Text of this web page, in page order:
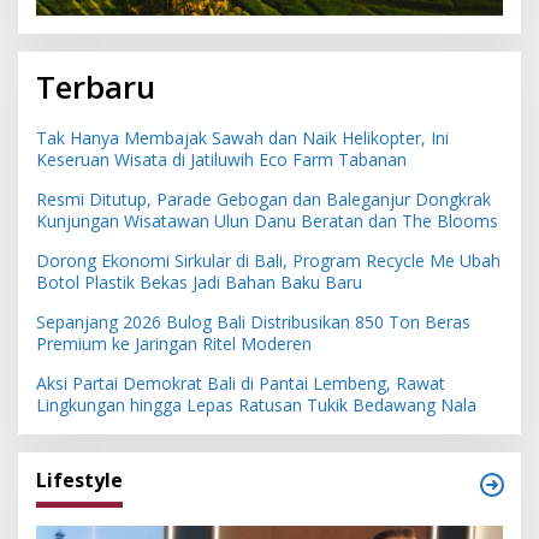
Terbaru
Tak Hanya Membajak Sawah dan Naik Helikopter, Ini
Keseruan Wisata di Jatiluwih Eco Farm Tabanan
Resmi Ditutup, Parade Gebogan dan Baleganjur Dongkrak
Kunjungan Wisatawan Ulun Danu Beratan dan The Blooms
Dorong Ekonomi Sirkular di Bali, Program Recycle Me Ubah
Botol Plastik Bekas Jadi Bahan Baku Baru
Sepanjang 2026 Bulog Bali Distribusikan 850 Ton Beras
Premium ke Jaringan Ritel Moderen
Aksi Partai Demokrat Bali di Pantai Lembeng, Rawat
Lingkungan hingga Lepas Ratusan Tukik Bedawang Nala
Lifestyle